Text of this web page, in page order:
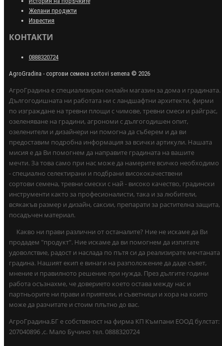
Желани продукти
Известия
КОНТАКТИ
0888320724
AgroGradina - сортови семена sortovi semena © 2026
АгроГрадина е специализиран онлайн магазин за дома и градината.
Дългогодишната ни работата ни с ландшафтни архитекти, фирми
по изграждане на тревни площи с чимове, тревни смеси и райграс,
озеленяване на градини, агрономи с дългогодишен опит,
озеленители и дизайнери ни помогна да съберем и да ви
предоставим подробна информация за всички артикули. Нашата
мисия е да Ви помогнем да направите градината на вашите
мечти. За това само при нас може да намерите всичко необходимо
- специално селектирани и подбрани висококачествени
сортови семена, тревни смески с най - високо качество, градински
инструменти както за професионалисти, така и за любители,
всякакъв размер и дизайн, саксии, препарати за растителна защита,
посадъчен материал.
Какво ни прави различни от останалите? Ние не искаме да Ви
продадем "продукт". Ние искаме да ви помогнем да изпитате
удоволствие, радост и наслада по пътя си да реализирате мечтаната
градина. Нашият екип е винаги на разположение да даде съвет,
мнение и правилното решение при нужда. През дългите години
работа осъзнахме, че доверието което остава между нас и
партньорите ни прави и приятели, и съветници и хора на които
може да разчитате и стоим плътно до вас.
АгроГрадина.БГ е собственост на фирма КП Къмпани ЕООД булстат:
207040896 ,с. Мало Бучино тел. 0888320724